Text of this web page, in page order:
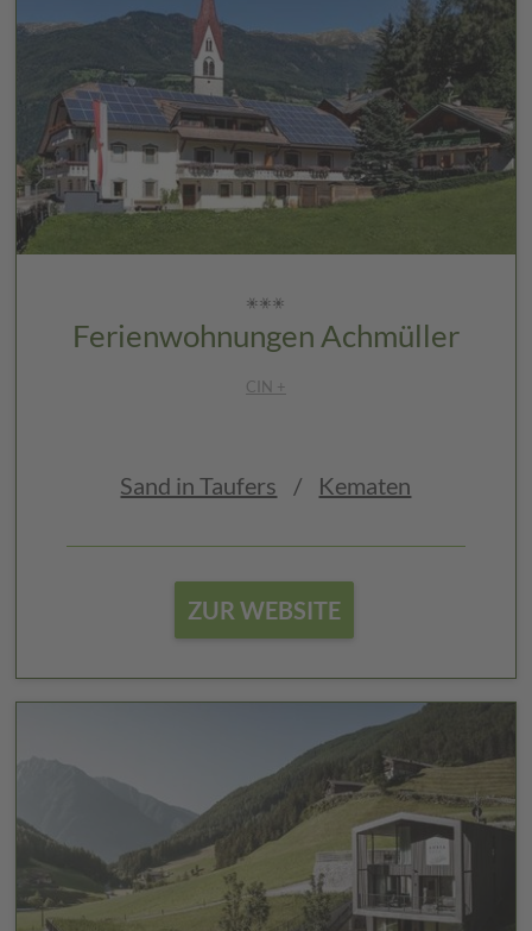
Ferienwohnungen Achmüller
CIN +
Sand in Taufers / Kematen
ZUR WEBSITE